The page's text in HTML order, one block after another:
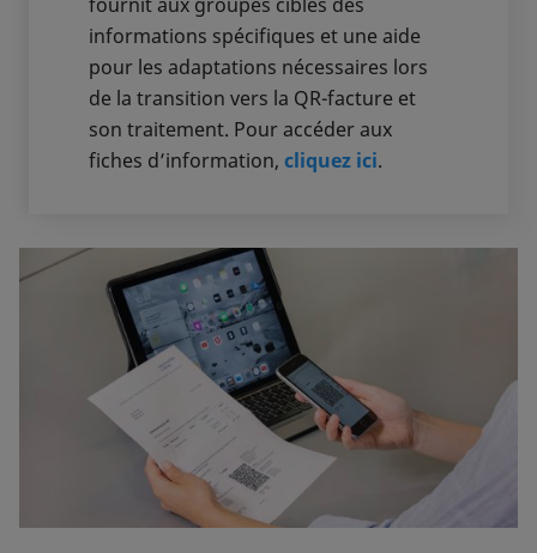
informations spécifiques et une aide
pour les adaptations nécessaires lors
de la transition vers la QR-facture et
son traitement. Pour accéder aux
fiches d’information, cliquez ici.